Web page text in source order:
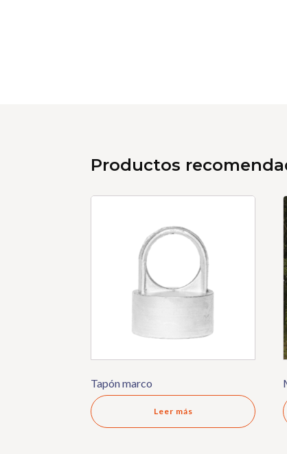
Productos
Tapón marco
Leer más